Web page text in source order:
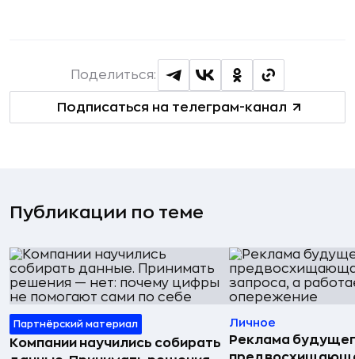
Подписаться на телеграм-канал
Поделиться:
Публикации по теме
Партнёрский материал
Компании научились собирать
Личное
Реклама